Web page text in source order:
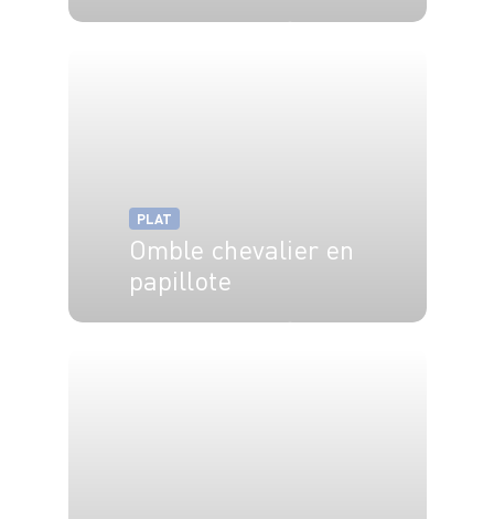
PLAT
Omble chevalier en
papillote